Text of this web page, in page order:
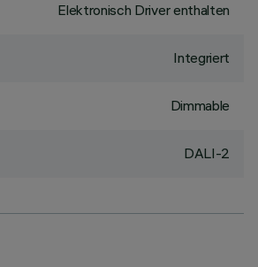
Elektronisch Driver enthalten
Integriert
Dimmable
DALI-2